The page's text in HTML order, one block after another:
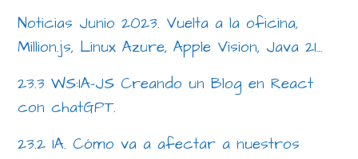
Noticias Junio 2023. Vuelta a la oficina,
Million.js, Linux Azure, Apple Vision, Java 21…
23.3 WS:IA-JS Creando un Blog en React
con chatGPT.
23.2 IA. Cómo va a afectar a nuestros